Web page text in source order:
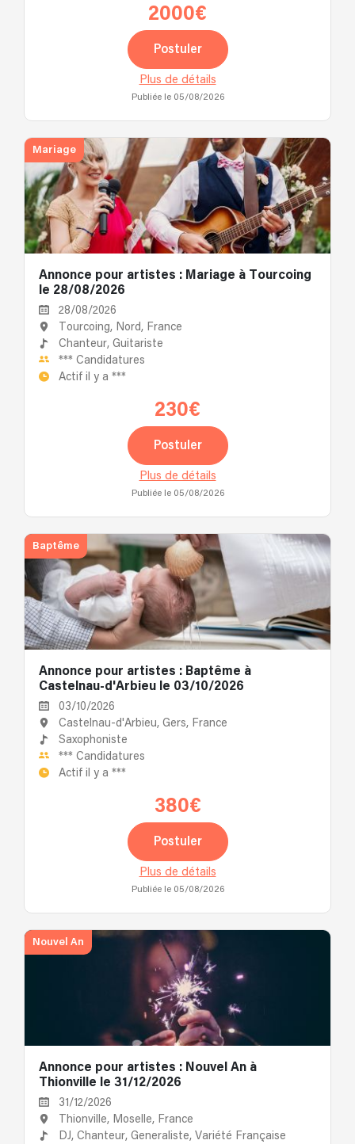
2000€
Postuler
Plus de détails
Publiée le 05/08/2026
Mariage
Annonce pour artistes : Mariage à Tourcoing
le 28/08/2026
28/08/2026
Tourcoing, Nord, France
Chanteur, Guitariste
*** Candidatures
Actif il y a ***
230€
Postuler
Plus de détails
Publiée le 05/08/2026
Baptême
Annonce pour artistes : Baptême à
Castelnau-d'Arbieu le 03/10/2026
03/10/2026
Castelnau-d'Arbieu, Gers, France
Saxophoniste
*** Candidatures
Actif il y a ***
380€
Postuler
Plus de détails
Publiée le 05/08/2026
Nouvel An
Annonce pour artistes : Nouvel An à
Thionville le 31/12/2026
31/12/2026
Thionville, Moselle, France
DJ, Chanteur, Generaliste, Variété Française